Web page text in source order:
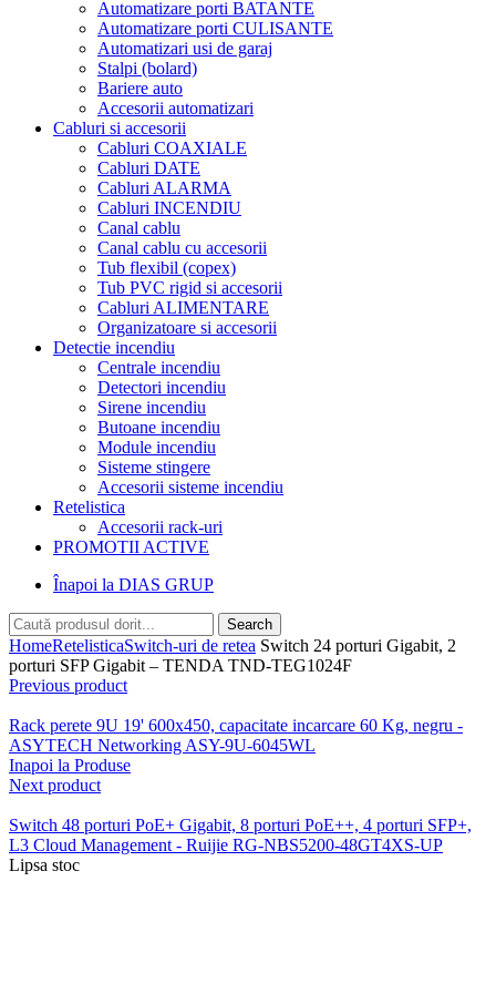
Automatizare porti BATANTE
Automatizare porti CULISANTE
Automatizari usi de garaj
Stalpi (bolard)
Bariere auto
Accesorii automatizari
Cabluri si accesorii
Cabluri COAXIALE
Cabluri DATE
Cabluri ALARMA
Cabluri INCENDIU
Canal cablu
Canal cablu cu accesorii
Tub flexibil (copex)
Tub PVC rigid si accesorii
Cabluri ALIMENTARE
Organizatoare si accesorii
Detectie incendiu
Centrale incendiu
Detectori incendiu
Sirene incendiu
Butoane incendiu
Module incendiu
Sisteme stingere
Accesorii sisteme incendiu
Retelistica
Accesorii rack-uri
PROMOTII ACTIVE
Înapoi la DIAS GRUP
Search
HomeRetelisticaSwitch-uri de retea Switch 24 porturi Gigabit, 2
porturi SFP Gigabit – TENDA TND-TEG1024F
Previous product
Rack perete 9U 19' 600x450, capacitate incarcare 60 Kg, negru -
ASYTECH Networking ASY-9U-6045WL
Inapoi la Produse
Next product
Switch 48 porturi PoE+ Gigabit, 8 porturi PoE++, 4 porturi SFP+,
L3 Cloud Management - Ruijie RG-NBS5200-48GT4XS-UP
Lipsa stoc